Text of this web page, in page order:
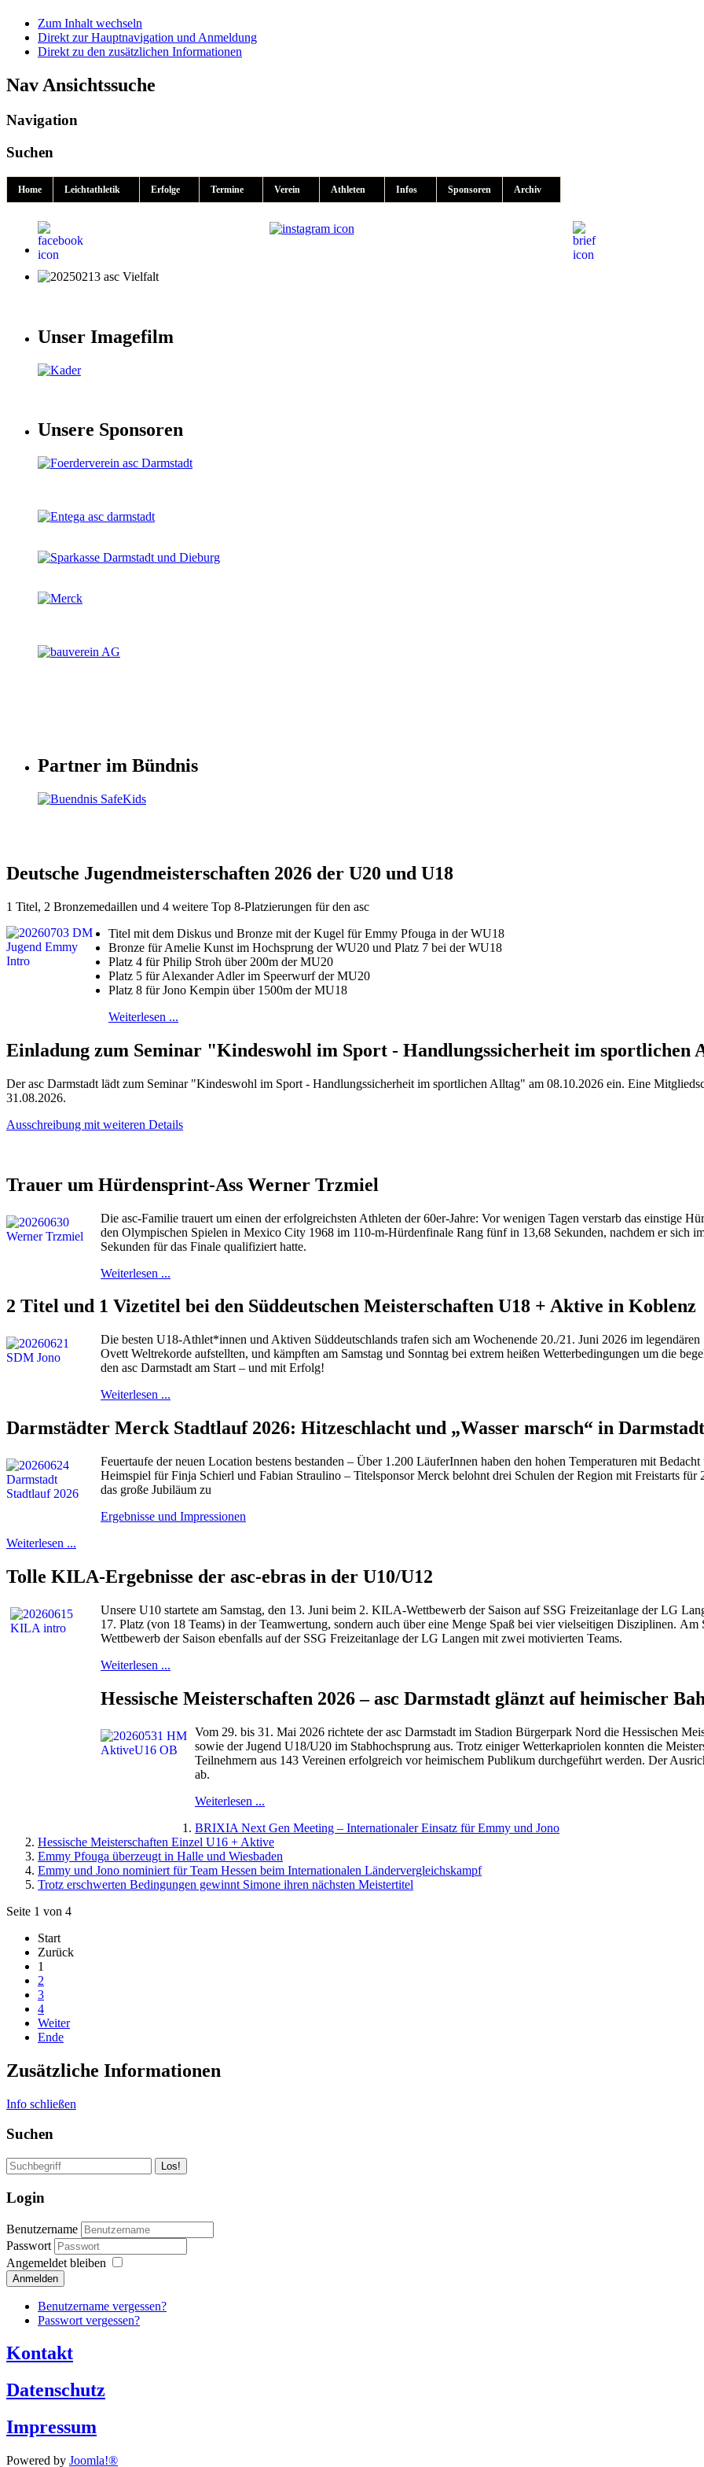
Zum Inhalt wechseln
Direkt zur Hauptnavigation und Anmeldung
Direkt zu den zusätzlichen Informationen
Nav Ansichtssuche
Navigation
Suchen
Home Leichtathletik Erfolge Termine Verein Athleten Infos Sponsoren Archiv
Unser Imagefilm
Unsere Sponsoren
Partner im Bündnis
Deutsche Jugendmeisterschaften 2026 der U20 und U18
1 Titel, 2 Bronzemedaillen und 4 weitere Top 8-Platzierungen für den asc
Titel mit dem Diskus und Bronze mit der Kugel für Emmy Pfouga in der WU18
Bronze für Amelie Kunst im Hochsprung der WU20 und Platz 7 bei der WU18
Platz 4 für Philip Stroh über 200m der MU20
Platz 5 für Alexander Adler im Speerwurf der MU20
Platz 8 für Jono Kempin über 1500m der MU18
Weiterlesen ...
Einladung zum Seminar "Kindeswohl im Sport - Handlungssicherheit im sportlichen
Der asc Darmstadt lädt zum Seminar "Kindeswohl im Sport - Handlungssicherheit im sportlichen Alltag" am 08.10.2026 ein. Eine
31.08.2026.
Ausschreibung mit weiteren Details
Trauer um Hürdensprint-Ass Werner Trzmiel
Die asc-Familie trauert um einen der erfolgreichsten Athleten der 60er-Jahre: Vor wenigen Tagen verstarb das einstige
den Olympischen Spielen in Mexico City 1968 im 110-m-Hürdenfinale Rang fünf in 13,68 Sekunden, nachdem er sich
Sekunden für das Finale qualifiziert hatte.
Weiterlesen ...
2 Titel und 1 Vizetitel bei den Süddeutschen Meisterschaften U18 + Aktive in Koblenz
Die besten U18-Athlet*innen und Aktiven Süddeutschlands trafen sich am Wochenende 20./21. Juni 2026 im
Ovett Weltrekorde aufstellten, und kämpften am Samstag und Sonntag bei extrem heißen Wetterbedingungen um die
den asc Darmstadt am Start – und mit Erfolg!
Weiterlesen ...
Darmstädter Merck Stadtlauf 2026: Hitzeschlacht und „Wasser marsch“ in
Feuertaufe der neuen Location bestens bestanden – Über 1.200 LäuferInnen haben den hohen Temperaturen mit
Heimspiel für Finja Schierl und Fabian Straulino – Titelsponsor Merck belohnt drei Schulen der Region mit Freistarts
das große Jubiläum zu
Ergebnisse und Impressionen
Weiterlesen ...
Tolle KILA-Ergebnisse der asc-ebras in der U10/U12
Unsere U10 startete am Samstag, den 13. Juni beim 2. KILA-Wettbewerb der Saison auf SSG Freizeitanlage der LG
17. Platz (von 18 Teams) in der Teamwertung, sondern auch über eine Menge Spaß bei vier vielseitigen Disziplinen.
Wettbewerb der Saison ebenfalls auf der SSG Freizeitanlage der LG Langen mit zwei motivierten Teams.
Weiterlesen ...
Hessische Meisterschaften 2026 – asc Darmstadt glänzt auf heimischer
Vom 29. bis 31. Mai 2026 richtete der asc Darmstadt im Stadion Bürgerpark Nord die Hessischen
sowie der Jugend U18/U20 im Stabhochsprung aus. Trotz einiger Wetterkapriolen konnten die
Teilnehmern aus 143 Vereinen erfolgreich vor heimischem Publikum durchgeführt werden. Der
ab.
Weiterlesen ...
BRIXIA Next Gen Meeting – Internationaler Einsatz für Emmy und Jono
Hessische Meisterschaften Einzel U16 + Aktive
Emmy Pfouga überzeugt in Halle und Wiesbaden
Emmy und Jono nominiert für Team Hessen beim Internationalen Ländervergleichskampf
Trotz erschwerten Bedingungen gewinnt Simone ihren nächsten Meistertitel
Seite 1 von 4
Start
Zurück
1
2
3
4
Weiter
Ende
Zusätzliche Informationen
Info schließen
Suchen
Los!
Login
Benutzername
Passwort
Angemeldet bleiben
Anmelden
Benutzername vergessen?
Passwort vergessen?
Kontakt
Datenschutz
Impressum
Powered by Joomla!®